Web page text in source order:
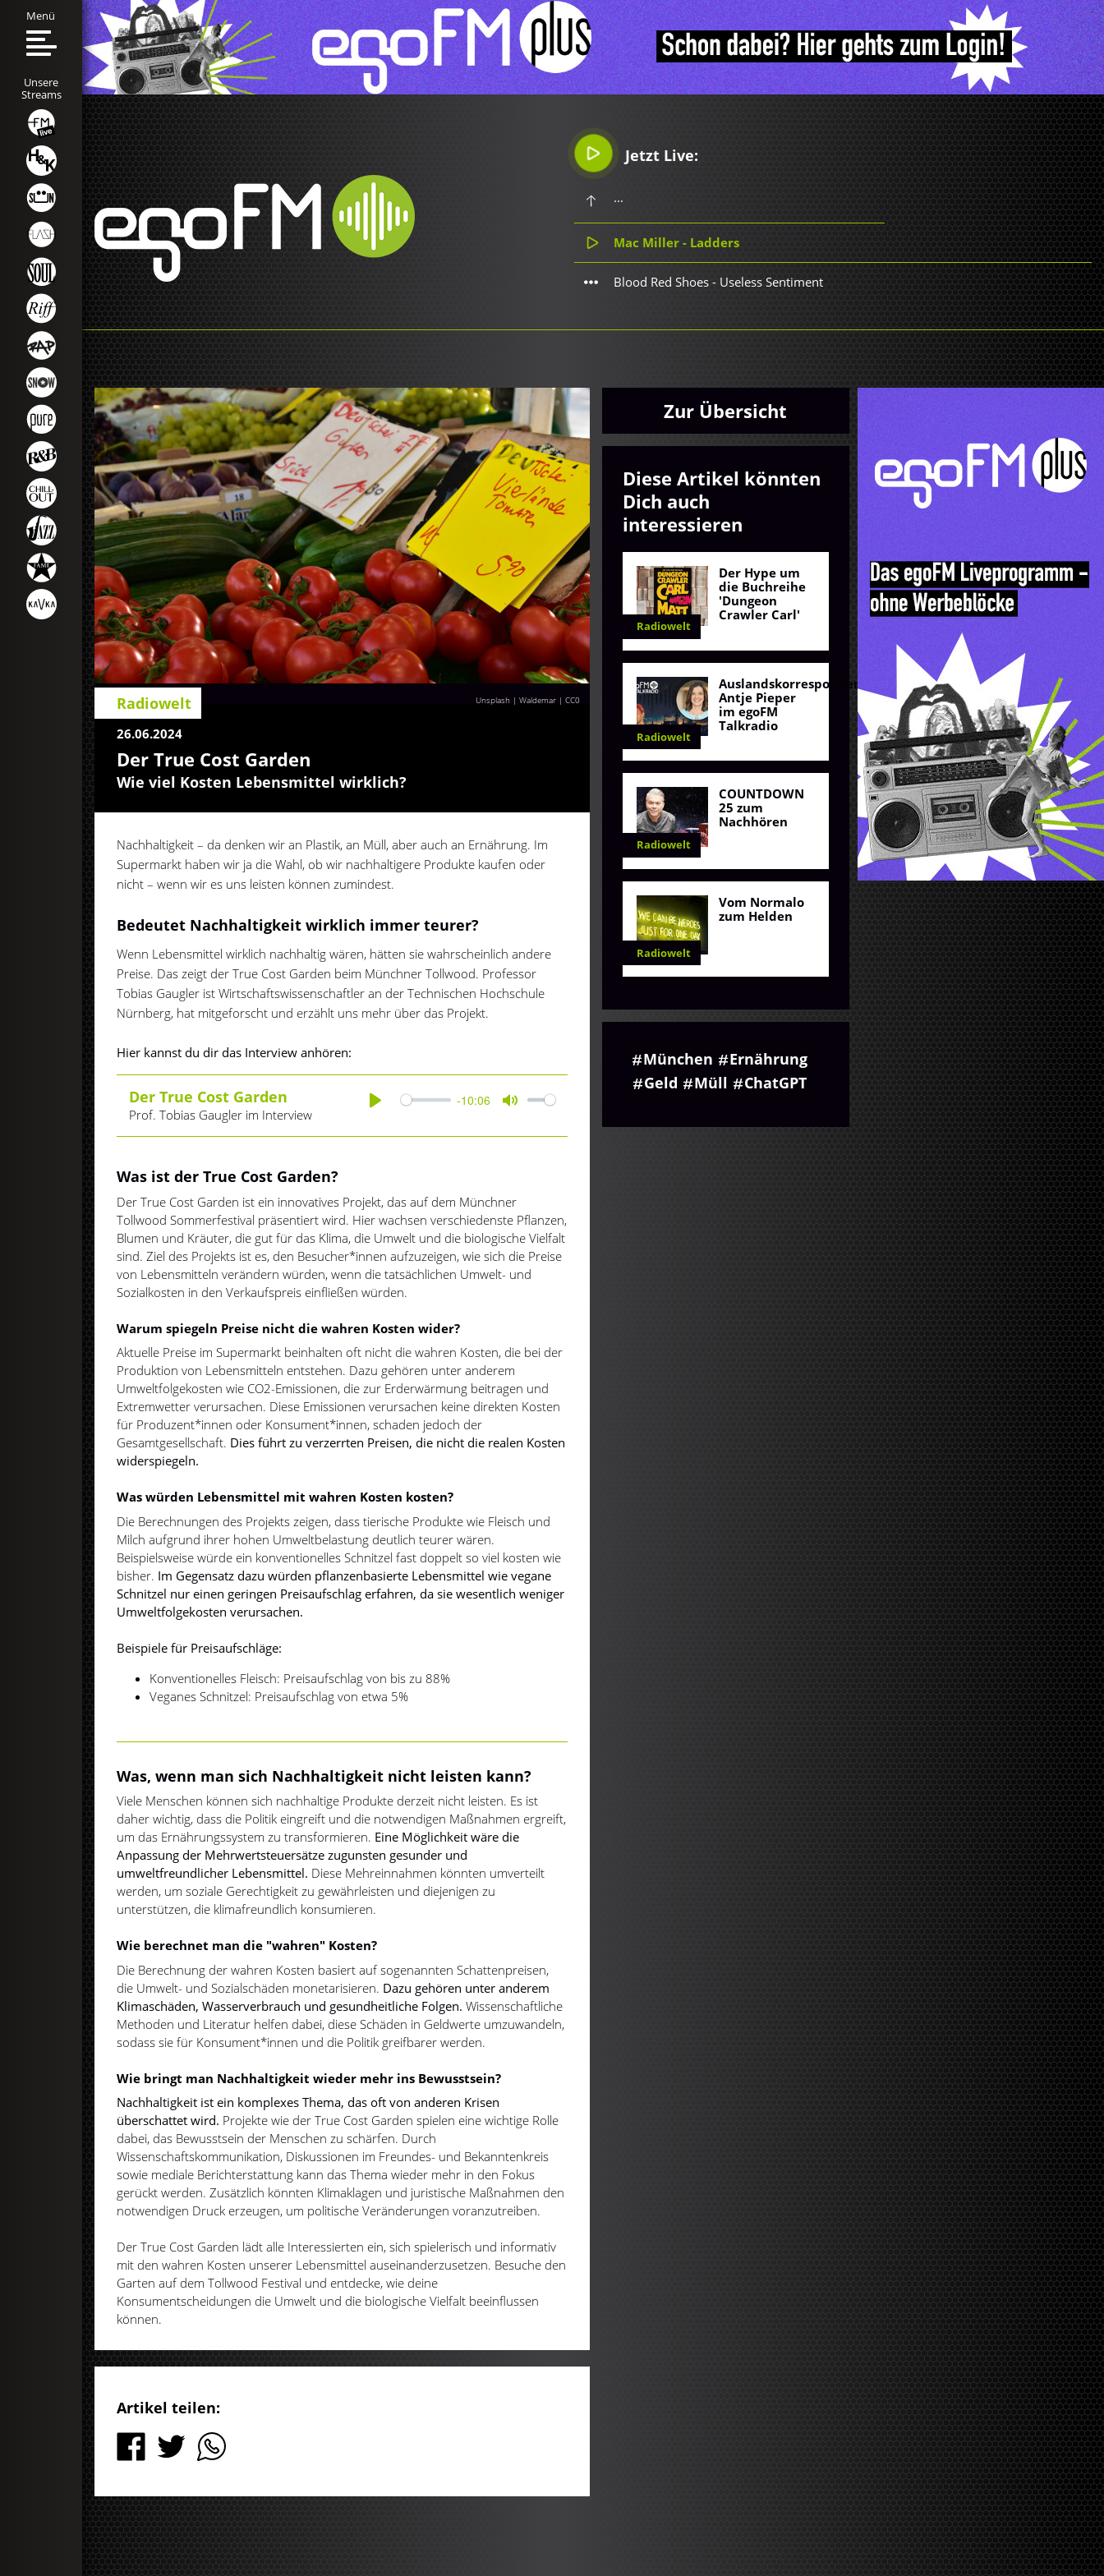
Jetzt Live:
...
Mac Miller - Ladders
Blood Red Shoes - Useless Sentiment
Menü
Unsere
Streams
Unsplash | Waldemar| CC0
Radiowelt
26.06.2024
Der True Cost Garden
Wie viel Kosten Lebensmittel wirklich?
Nachhaltigkeit – da denken wir an Plastik, an Müll, aber auch an Ernährung. Im
Supermarkt haben wir ja die Wahl, ob wir nachhaltigere Produkte kaufen oder
nicht – wenn wir es uns leisten können zumindest.
Bedeutet Nachhaltigkeit wirklich immer teurer?
Wenn Lebensmittel wirklich nachhaltig wären, hätten sie wahrscheinlich andere
Preise. Das zeigt der True Cost Garden beim Münchner Tollwood. Professor
Tobias Gaugler ist Wirtschaftswissenschaftler an der Technischen Hochschule
Nürnberg, hat mitgeforscht und erzählt uns mehr über das Projekt.
Hier kannst du dir das Interview anhören:
Der True Cost Garden
Prof. Tobias Gaugler im Interview
-10:06
Was ist der True Cost Garden?
Der True Cost Garden ist ein innovatives Projekt, das auf dem Münchner
Tollwood Sommerfestival präsentiert wird. Hier wachsen verschiedenste Pflanzen,
Blumen und Kräuter, die gut für das Klima, die Umwelt und die biologische Vielfalt
sind. Ziel des Projekts ist es, den Besucher*innen aufzuzeigen, wie sich die Preise
von Lebensmitteln verändern würden, wenn die tatsächlichen Umwelt- und
Sozialkosten in den Verkaufspreis einfließen würden.
Warum spiegeln Preise nicht die wahren Kosten wider?
Aktuelle Preise im Supermarkt beinhalten oft nicht die wahren Kosten, die bei der
Produktion von Lebensmitteln entstehen. Dazu gehören unter anderem
Umweltfolgekosten wie CO2-Emissionen, die zur Erderwärmung beitragen und
Extremwetter verursachen. Diese Emissionen verursachen keine direkten Kosten
für Produzent*innen oder Konsument*innen, schaden jedoch der
Gesamtgesellschaft. Dies führt zu verzerrten Preisen, die nicht die realen Kosten
widerspiegeln.
Was würden Lebensmittel mit wahren Kosten kosten?
Die Berechnungen des Projekts zeigen, dass tierische Produkte wie Fleisch und
Milch aufgrund ihrer hohen Umweltbelastung deutlich teurer wären.
Beispielsweise würde ein konventionelles Schnitzel fast doppelt so viel kosten wie
bisher. Im Gegensatz dazu würden pflanzenbasierte Lebensmittel wie vegane
Schnitzel nur einen geringen Preisaufschlag erfahren, da sie wesentlich weniger
Umweltfolgekosten verursachen.
Beispiele für Preisaufschläge:
Konventionelles Fleisch: Preisaufschlag von bis zu 88%
Veganes Schnitzel: Preisaufschlag von etwa 5%
Was, wenn man sich Nachhaltigkeit nicht leisten kann?
Viele Menschen können sich nachhaltige Produkte derzeit nicht leisten. Es ist
daher wichtig, dass die Politik eingreift und die notwendigen Maßnahmen ergreift,
um das Ernährungssystem zu transformieren. Eine Möglichkeit wäre die
Anpassung der Mehrwertsteuersätze zugunsten gesunder und
umweltfreundlicher Lebensmittel. Diese Mehreinnahmen könnten umverteilt
werden, um soziale Gerechtigkeit zu gewährleisten und diejenigen zu
unterstützen, die klimafreundlich konsumieren.
Wie berechnet man die "wahren" Kosten?
Die Berechnung der wahren Kosten basiert auf sogenannten Schattenpreisen,
die Umwelt- und Sozialschäden monetarisieren. Dazu gehören unter anderem
Klimaschäden, Wasserverbrauch und gesundheitliche Folgen. Wissenschaftliche
Methoden und Literatur helfen dabei, diese Schäden in Geldwerte umzuwandeln,
sodass sie für Konsument*innen und die Politik greifbarer werden.
Wie bringt man Nachhaltigkeit wieder mehr ins Bewusstsein?
Nachhaltigkeit ist ein komplexes Thema, das oft von anderen Krisen
überschattet wird. Projekte wie der True Cost Garden spielen eine wichtige Rolle
dabei, das Bewusstsein der Menschen zu schärfen. Durch
Wissenschaftskommunikation, Diskussionen im Freundes- und Bekanntenkreis
sowie mediale Berichterstattung kann das Thema wieder mehr in den Fokus
gerückt werden. Zusätzlich könnten Klimaklagen und juristische Maßnahmen den
notwendigen Druck erzeugen, um politische Veränderungen voranzutreiben.
Der True Cost Garden lädt alle Interessierten ein, sich spielerisch und informativ
mit den wahren Kosten unserer Lebensmittel auseinanderzusetzen. Besuche den
Garten auf dem Tollwood Festival und entdecke, wie deine
Konsumentscheidungen die Umwelt und die biologische Vielfalt beeinflussen
können.
Artikel teilen:
Zur Übersicht
Diese Artikel könnten
Dich auch
interessieren
Radiowelt
Der Hype um
die Buchreihe
'Dungeon
Crawler Carl'
Radiowelt
Auslandskorrespondentin
Antje Pieper
im egoFM
Talkradio
Radiowelt
COUNTDOWN
25 zum
Nachhören
Radiowelt
Vom Normalo
zum Helden
München
Ernährung
Geld
Müll ChatGPT